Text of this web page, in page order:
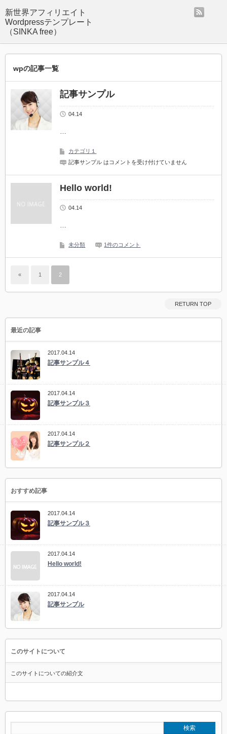
新世界アフィリエイト
Wordpressテンプレート
（SINKA free）
wpの記事一覧
記事サンプル
04.14
…
カテゴリ１
記事サンプル は コメントを受け付けていません
Hello world!
04.14
…
未分類 1件のコメント
« 1 2
RETURN TOP
最近の記事
2017.04.14
記事サンプル４
2017.04.14
記事サンプル３
2017.04.14
記事サンプル２
おすすめ記事
2017.04.14
記事サンプル３
2017.04.14
Hello world!
2017.04.14
記事サンプル
このサイトについて
このサイトについての紹介文